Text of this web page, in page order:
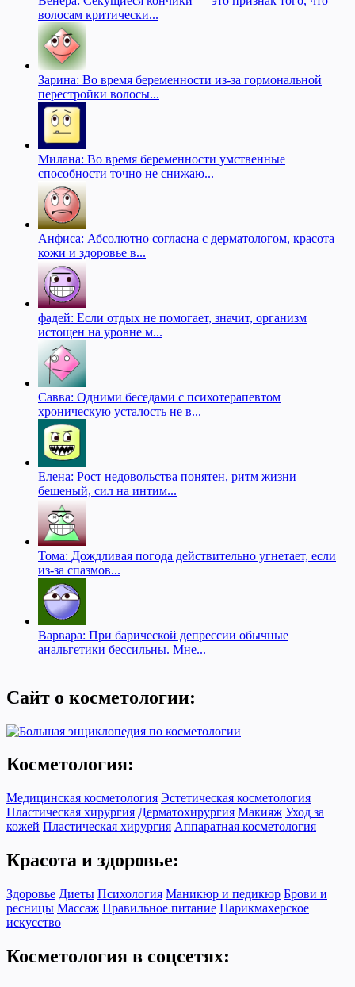
волосам критически...
Зарина: Во время беременности из-за гормональной
перестройки волосы...
Милана: Во время беременности умственные
способности точно не снижаю...
Анфиса: Абсолютно согласна с дерматологом, красота
кожи и здоровье в...
фадей: Если отдых не помогает, значит, организм
истощен на уровне м...
Савва: Одними беседами с психотерапевтом
хроническую усталость не в...
Елена: Рост недовольства понятен, ритм жизни
бешеный, сил на интим...
Тома: Дождливая погода действительно угнетает, если
из-за спазмов...
Варвара: При барической депрессии обычные
анальгетики бессильны. Мне...
Сайт о косметологии:
Косметология:
Медицинская косметология Эстетическая косметология
Пластическая хирургия Дерматохирургия Макияж Уход за
кожей Пластическая хирургия Аппаратная косметология
Красота и здоровье:
Здоровье Диеты Психология Маникюр и педикюр Брови и
ресницы Массаж Правильное питание Парикмахерское
искусство
Косметология в соцсетях: